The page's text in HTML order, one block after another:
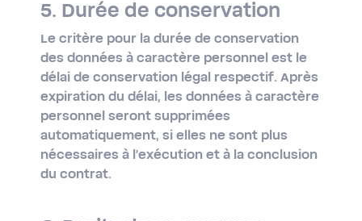
5. Durée de conservation
Le critère pour la durée de conservation
des données à caractère personnel est le
délai de conservation légal respectif. Après
expiration du délai, les données à caractère
personnel seront supprimées
automatiquement, si elles ne sont plus
nécessaires à l'exécution et à la conclusion
du contrat.